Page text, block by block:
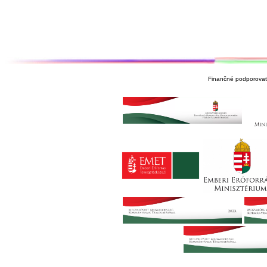
Finančné